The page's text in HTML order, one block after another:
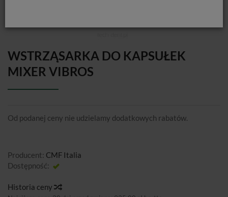
WSTRZĄSARKA DO KAPSUŁEK
MIXER VIBROS
Od podanej ceny nie udzielamy dodatkowych rabatów.
Producent: CMF Italia
Dostępność:
Historia ceny